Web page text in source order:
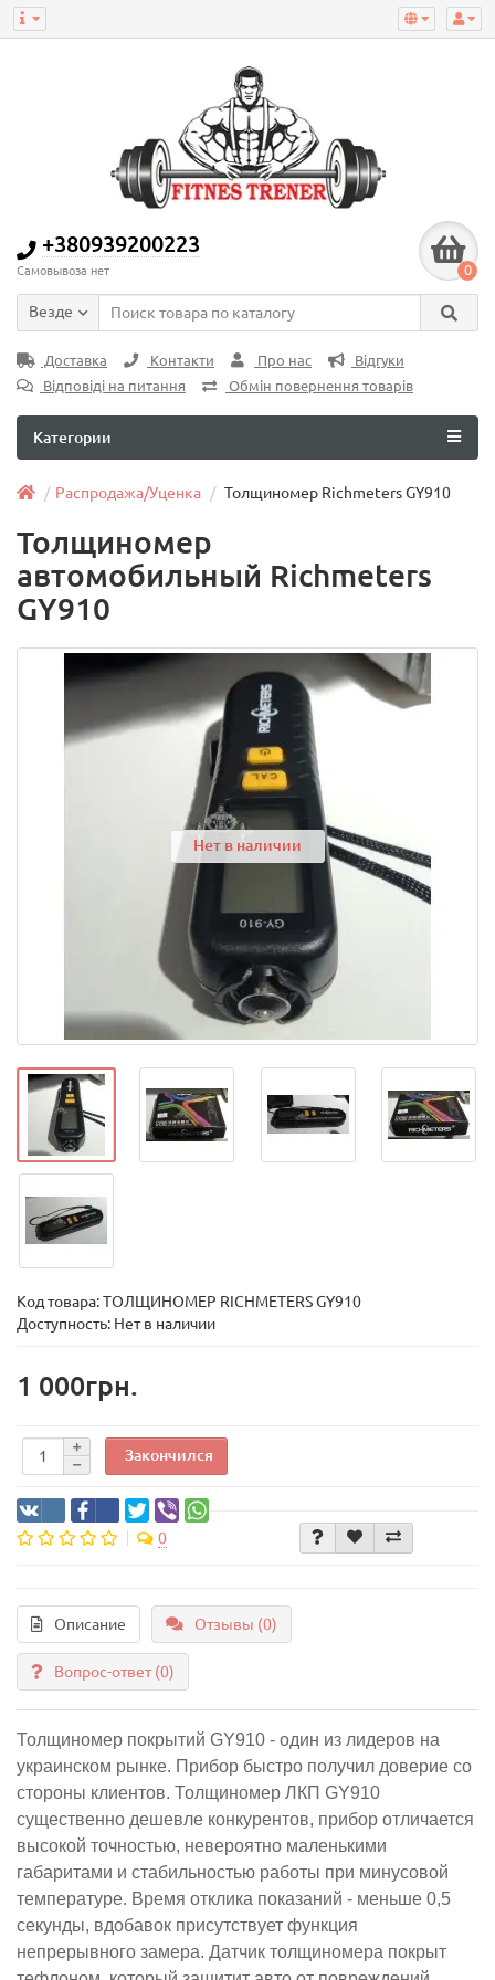
+380939200223
Самовывоза нет 0
Везде
Доставка Контакти Про нас
Відгуки
Відповіді на питання
Обмін повернення товарів
Категории
Распродажа/Уценка Толщиномер Richmeters GY910
Толщиномер
автомобильный Richmeters
GY910
Нет в наличии
Код товара:ТОЛЩИНОМЕР RICHMETERS GY910
Доступность: Нет в наличии
1 000грн.
Закончился
0
Описание Отзывы (0)
Вопрос-ответ(0)
Толщиномер покрытий GY910 - один из лидеров на
украинском рынке. Прибор быстро получил доверие со
стороны клиентов. Толщиномер ЛКП GY910
существенно дешевле конкурентов, прибор отличается
высокой точностью, невероятно маленькими
габаритами и стабильностью работы при минусовой
температуре. Время отклика показаний - меньше 0,5
секунды, вдобавок присутствует функция
непрерывного замера. Датчик толщиномера покрыт